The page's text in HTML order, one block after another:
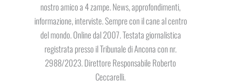
nostro amico a 4 zampe. News, approfondimenti,
informazione, interviste. Sempre con il cane al centro
del mondo. Online dal 2007. Testata giornalistica
registrata presso il Tribunale di Ancona con nr.
2988/2023. Direttore Responsabile Roberto
Ceccarelli.